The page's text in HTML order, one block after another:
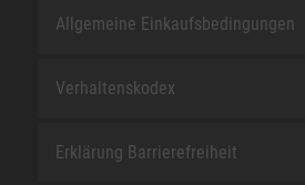
Allgemeine Einkaufsbedingungen
Verhaltenskodex
Erklärung Barrierefreiheit